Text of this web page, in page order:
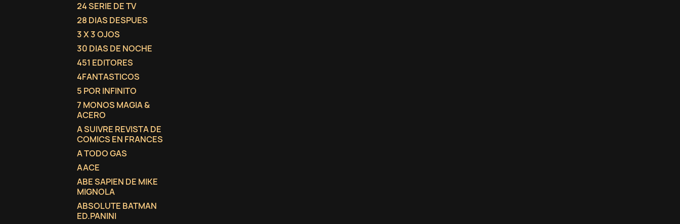
24 SERIE DE TV
28 DIAS DESPUES
3 X 3 OJOS
30 DIAS DE NOCHE
451 EDITORES
4FANTASTICOS
5 POR INFINITO
7 MONOS MAGIA &
ACERO
A SUIVRE REVISTA DE
COMICS EN FRANCES
A TODO GAS
AACE
ABE SAPIEN DE MIKE
MIGNOLA
ABSOLUTE BATMAN
ED.PANINI